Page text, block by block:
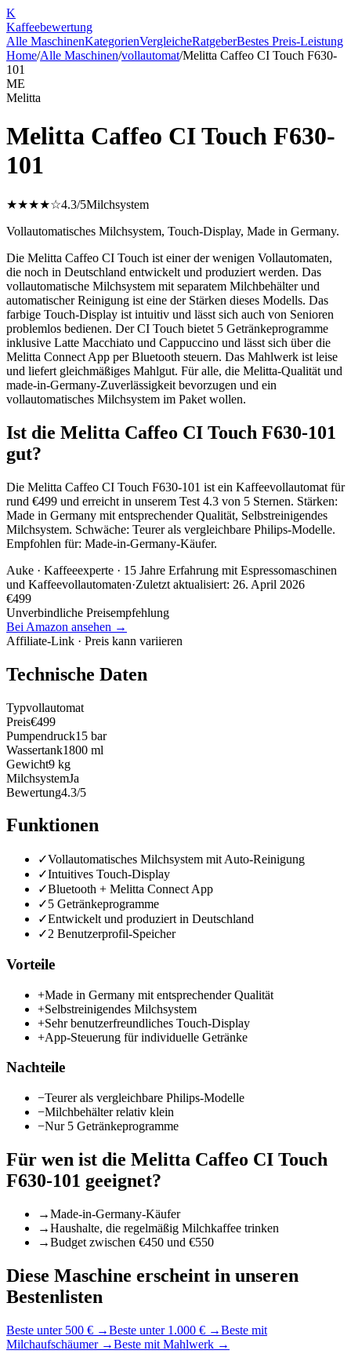
K
Kaffeebewertung
Alle MaschinenKategorienVergleicheRatgeberBestes Preis-Leistung
Home/Alle Maschinen/vollautomat/Melitta Caffeo CI Touch F630-
101
ME
Melitta
Melitta Caffeo CI Touch F630-
101
★★★★☆4.3/5Milchsystem
Vollautomatisches Milchsystem, Touch-Display, Made in Germany.
Die Melitta Caffeo CI Touch ist einer der wenigen Vollautomaten,
die noch in Deutschland entwickelt und produziert werden. Das
vollautomatische Milchsystem mit separatem Milchbehälter und
automatischer Reinigung ist eine der Stärken dieses Modells. Das
farbige Touch-Display ist intuitiv und lässt sich auch von Senioren
problemlos bedienen. Der CI Touch bietet 5 Getränkeprogramme
inklusive Latte Macchiato und Cappuccino und lässt sich über die
Melitta Connect App per Bluetooth steuern. Das Mahlwerk ist leise
und liefert gleichmäßiges Mahlgut. Für alle, die Melitta-Qualität und
made-in-Germany-Zuverlässigkeit bevorzugen und ein
vollautomatisches Milchsystem im Paket wollen.
Ist die Melitta Caffeo CI Touch F630-101
gut?
Die Melitta Caffeo CI Touch F630-101 ist ein Kaffeevollautomat für
rund €499 und erreicht in unserem Test 4.3 von 5 Sternen. Stärken:
Made in Germany mit entsprechender Qualität, Selbstreinigendes
Milchsystem. Schwäche: Teurer als vergleichbare Philips-Modelle.
Empfohlen für: Made-in-Germany-Käufer.
Auke · Kaffeeexperte · 15 Jahre Erfahrung mit Espressomaschinen
und Kaffeevollautomaten·Zuletzt aktualisiert: 26. April 2026
€499
Unverbindliche Preisempfehlung
Bei Amazon ansehen →
Affiliate-Link · Preis kann variieren
Technische Daten
Typvollautomat
Preis€499
Pumpendruck15 bar
Wassertank1800 ml
Gewicht9 kg
MilchsystemJa
Bewertung4.3/5
Funktionen
✓Vollautomatisches Milchsystem mit Auto-Reinigung
✓Intuitives Touch-Display
✓Bluetooth + Melitta Connect App
✓5 Getränkeprogramme
✓Entwickelt und produziert in Deutschland
✓2 Benutzerprofil-Speicher
Vorteile
+Made in Germany mit entsprechender Qualität
+Selbstreinigendes Milchsystem
+Sehr benutzerfreundliches Touch-Display
+App-Steuerung für individuelle Getränke
Nachteile
−Teurer als vergleichbare Philips-Modelle
−Milchbehälter relativ klein
−Nur 5 Getränkeprogramme
Für wen ist die Melitta Caffeo CI Touch
F630-101 geeignet?
→Made-in-Germany-Käufer
→Haushalte, die regelmäßig Milchkaffee trinken
→Budget zwischen €450 und €550
Diese Maschine erscheint in unseren
Bestenlisten
Beste unter 500 € →Beste unter 1.000 € →Beste mit
Milchaufschäumer→Beste mit Mahlwerk →